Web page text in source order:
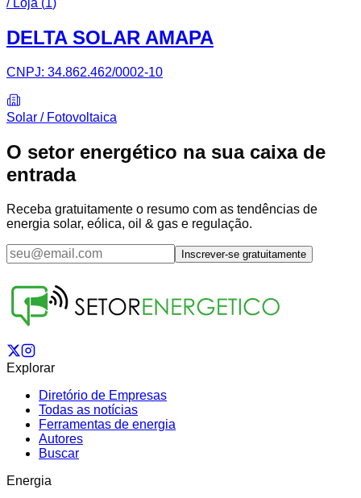
DELTA SOLAR AMAPA
CNPJ: 34.862.462/0002-10
Solar / Fotovoltaica
O setor energético na sua caixa de
entrada
Receba gratuitamente o resumo com as tendências de
energia solar, eólica, oil & gas e regulação.
Inscrever-se gratuitamente
Explorar
Diretório de Empresas
Todas as notícias
Ferramentas de energia
Autores
Buscar
Energia